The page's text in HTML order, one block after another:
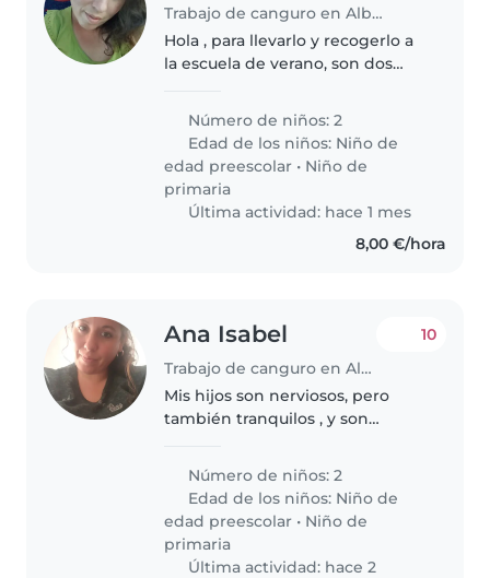
Trabajo de canguro en Albaida del Aljarafe
Hola , para llevarlo y recogerlo a
la escuela de verano, son dos
Número de niños: 2
Edad de los niños: Niño de
edad preescolar • Niño de
primaria
Última actividad: hace 1 mes
8,00 €/hora
Ana Isabel
Trabajo de canguro en Albaida del Aljarafe
10
Mis hijos son nerviosos, pero
también tranquilos , y son
Número de niños: 2
Edad de los niños: Niño de
edad preescolar • Niño de
primaria
Última actividad: hace 2